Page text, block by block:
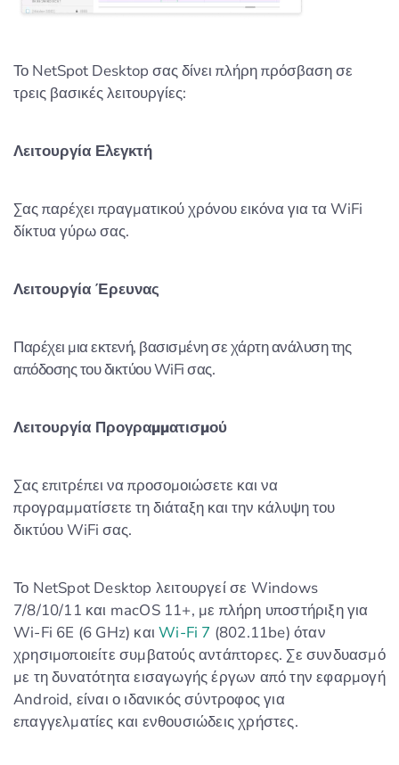
Το NetSpot Desktop σας δίνει πλήρη πρόσβαση σε
τρεις βασικές λειτουργίες:
Λειτουργία Ελεγκτή
Σας παρέχει πραγματικού χρόνου εικόνα για τα WiFi
δίκτυα γύρω σας.
Λειτουργία Έρευνας
Παρέχει μια εκτενή, βασισμένη σε χάρτη ανάλυση της
απόδοσης του δικτύου WiFi σας.
Λειτουργία Προγραμματισμού
Σας επιτρέπει να προσομοιώσετε και να
προγραμματίσετε τη διάταξη και την κάλυψη του
δικτύου WiFi σας.
Το NetSpot Desktop λειτουργεί σε Windows
7/8/10/11 και macOS 11+, με πλήρη υποστήριξη για
Wi-Fi 6E (6 GHz) καιWi-Fi 7 (802.11be) όταν
χρησιμοποιείτε συμβατούς αντάπτορες. Σε συνδυασμό
με τη δυνατότητα εισαγωγής έργων από την εφαρμογή
Android, είναι ο ιδανικός σύντροφος για
επαγγελματίες και ενθουσιώδεις χρήστες.